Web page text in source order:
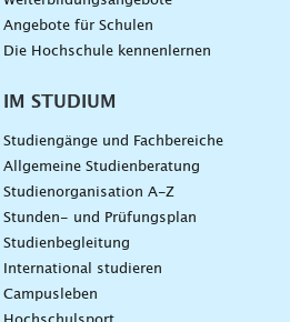
Angebote für Schulen
Die Hochschule kennenlernen
IM STUDIUM
Studiengänge und Fachbereiche
Allgemeine Studienberatung
Studienorganisation A-Z
Stunden- und Prüfungsplan
Studienbegleitung
International studieren
Campusleben